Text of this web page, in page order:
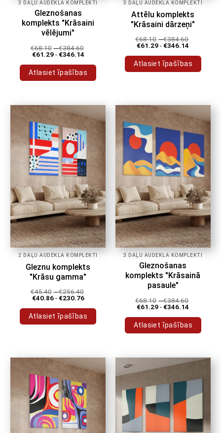
3 DAĻU AUDEKLA KOMPLEKTI
Gleznošanas
komplekts "Krāsaini
vēlējumi"
€68.10 -€384.60
€61.29-€346.14
Atlasiet īpašības
ir
vairāki
varianti.
Variantus
var
izvēlēties
produkta
lapā
3 DAĻU AUDEKLA KOMPLEKTI
Attēlu komplekts
"Krāsaini dārzeņi"
€68.10 -€384.60
€61.29-€346.14
Atlasiet īpašības
vairāki
varianti.
Variantus
izvēlēties
produkta
lapā
2 DAĻU AUDEKLA KOMPLEKTI
Gleznu komplekts
"Krāsu gamma"
€45.40 -€256.40
€40.86-€230.76
Atlasiet īpašības
vairāki
varianti.
Variantus
var
izvēlēties
produkta
lapā
3 DAĻU AUDEKLA KOMPLEKTI
Gleznošanas
komplekts "Krāsainā
pasaule"
€68.10 -€384.60
€61.29-€346.14
Atlasiet īpašības
ir
vairāki
varianti.
Variantus
var
izvēlēties
produkta
lapā